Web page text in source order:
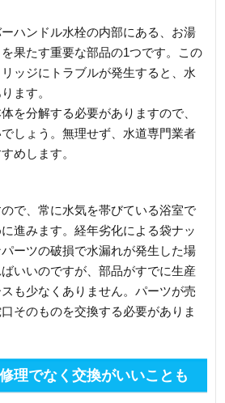
ーハンドル水栓の内部にある、お湯
果たす重要な部品の1つです。この
ッジにトラブルが発生すると、水
ます。
を分解する必要がありますので、
しょう。無理せず、水道専門業者
めします。
で、常に水気を帯びている浴室で
進みます。経年劣化による袋ナッ
ーツの破損で水漏れが発生した場
いいのですが、部品がすでに生産
も少なくありません。パーツが売
そのものを交換する必要がありま
理でなく交換がいいことも